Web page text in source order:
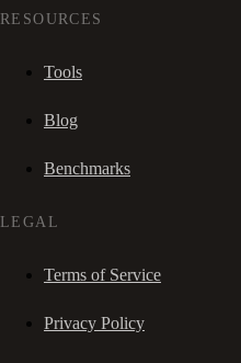
RESOURCES
Tools
Blog
Benchmarks
LEGAL
Terms of Service
Privacy Policy